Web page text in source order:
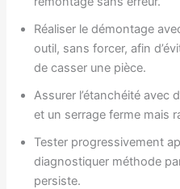
Réaliser le démontage
outil, sans forcer, afin
de casser une pièce.
Assurer l’étanchéité avec
et un serrage ferme mais
Tester progressivement
diagnostiquer méthode
persiste.